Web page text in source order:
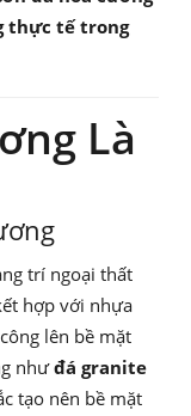
thực tế trong
Là
trí ngoại thất
hợp với nhựa
lên bề mặt
nhưđá granite
tạo nên bề mặt